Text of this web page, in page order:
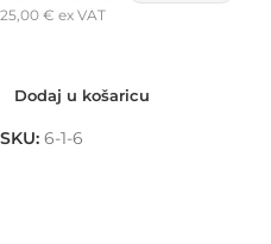
25,00 € ex VAT
Dodaj u košaricu
SKU: 6-1-6